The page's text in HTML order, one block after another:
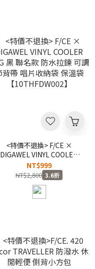
<特價不退換> F/CE ×
DIGAWEL VINYL COOLER
BAG 黑 聯名款 防水拉鍊 可
調節背帶 唱片收納袋 保溫袋
【10THFDW002】
NT$999
NT$2,800 3.6折